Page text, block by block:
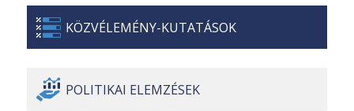
KÖZVÉLEMÉNY-KUTATÁSOK
POLITIKAI ELEMZÉSEK